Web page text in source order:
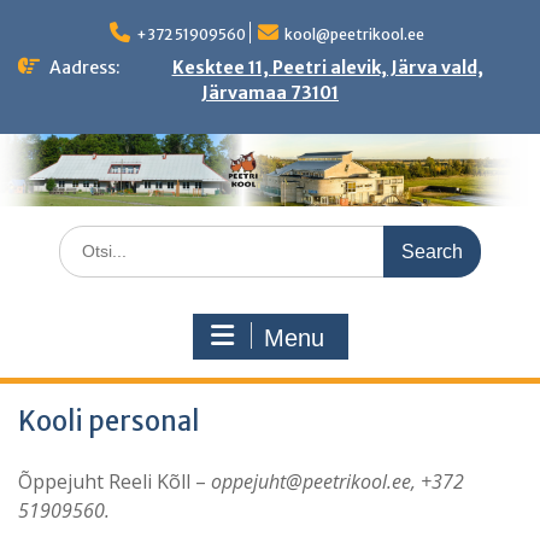
content
+372 51909560 kool@peetrikool.ee
Aadress:
Kesktee 11, Peetri alevik, Järva vald,
Järvamaa 73101
Search
for:
Menu
Kooli personal
Õppejuht Reeli Kõll – oppejuht@peetrikool.ee, +372
51909560.